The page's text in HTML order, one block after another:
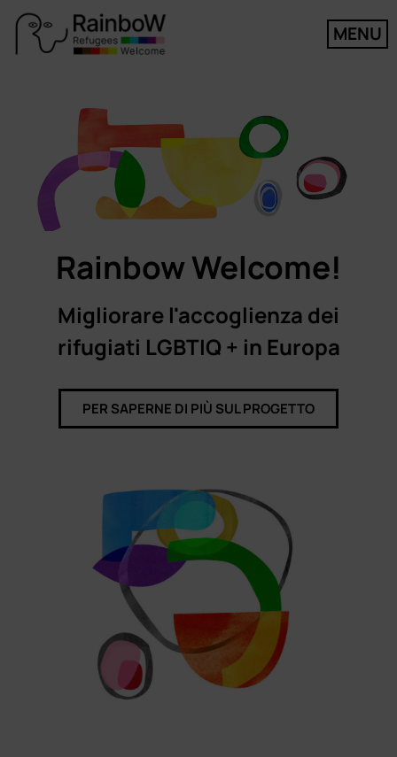
MENU
Rainbow Welcome!​
Migliorare l'accoglienza dei
rifugiati LGBTIQ + in Europa
PER SAPERNE DI PIÙ SUL PROGETTO